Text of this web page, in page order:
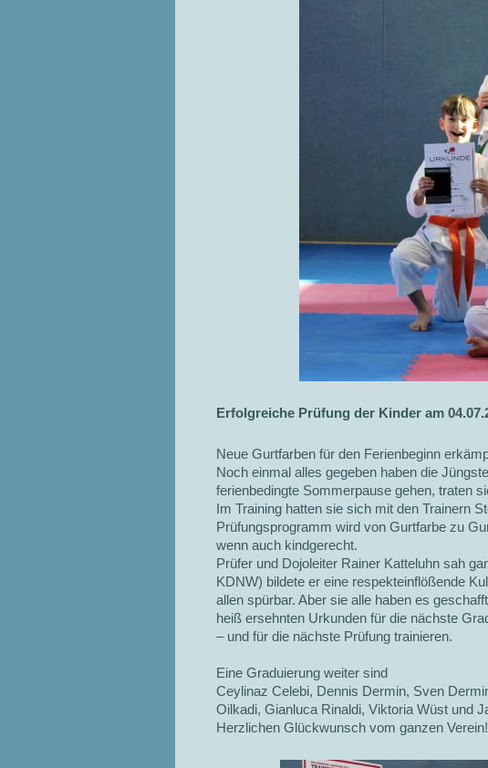
Erfolgreiche Prüfung der Kinder am
Neue Gurtfarben für den Ferienbeginn
Noch einmal alles gegeben haben die
ferienbedingte Sommerpause gehen, traten
Im Training hatten sie sich mit den Trainern
Prüfungsprogramm wird von Gurtfarbe zu
wenn auch kindgerecht.
Prüfer und Dojoleiter Rainer Katteluhn sah
KDNW) bildete er eine respekteinflößende
allen spürbar. Aber sie alle haben es
heiß ersehnten Urkunden für die nächste
– und für die nächste Prüfung trainieren.
Eine Graduierung weiter sind
Ceylinaz Celebi, Dennis Dermin, Sven
Oilkadi, Gianluca Rinaldi, Viktoria Wüst und
Herzlichen Glückwunsch vom ganzen Verein!